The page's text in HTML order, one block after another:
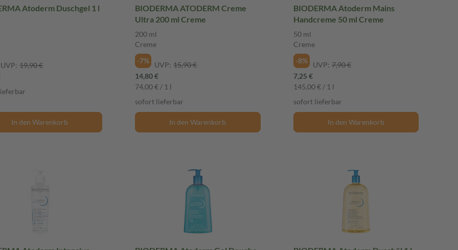
Atoderm Duschgel 1 l
UVP: 19,90 €
In den Warenkorb
BIODERMA ATODERM Creme
Ultra 200 ml Creme
200 ml
Creme
-7%
UVP: 15,90 €
14,80 €
74,00 € / 1 l
sofort lieferbar
In den Warenkorb
BIODERMA Atoderm Mains
Handcreme 50 ml Creme
50 ml
Creme
-8%
UVP: 7,90 €
7,25 €
145,00 € / 1 l
sofort lieferbar
In den Warenkorb